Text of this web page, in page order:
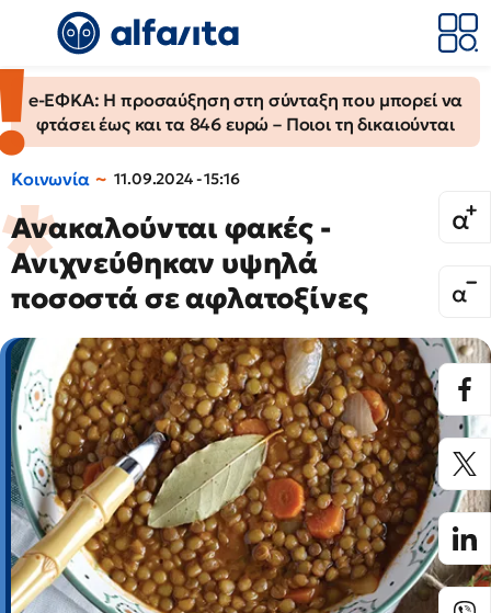
e-ΕΦΚΑ: Η προσαύξηση στη σύνταξη που μπορεί να
φτάσει έως και τα 846 ευρώ – Ποιοι τη δικαιούνται
Κοινωνία 11.09.2024 - 15:16
Ανακαλούνται φακές -
Ανιχνεύθηκαν υψηλά
ποσοστά σε αφλατοξίνες